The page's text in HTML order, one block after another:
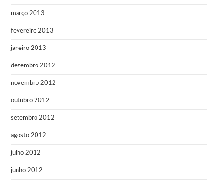
março 2013
fevereiro 2013
janeiro 2013
dezembro 2012
novembro 2012
outubro 2012
setembro 2012
agosto 2012
julho 2012
junho 2012